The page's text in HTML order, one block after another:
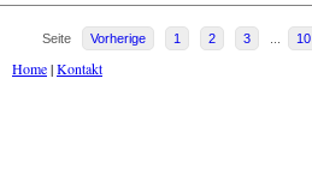
Seite Vorherige 1 2 3 10
Home|Kontakt